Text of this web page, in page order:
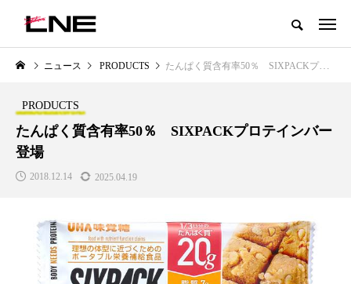
グローバルビューティ＆ヘルスケアビジネス誌
LIFESTYLE
SNSの「加工顔」と美容医療｜AI
BUSINESS
GWI調査から読み解く2030年の
ニュース PRODUCTS たんぱく質含有率50％ SIXPACKプロテインバー登場
PRODUCTS
たんぱく質含有率50％ SIXPACKプロテインバー
登場
2018.12.14 2025.04.19